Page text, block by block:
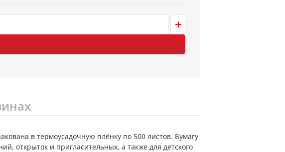
в термоусадочную плёнку по 500 листов. Бумагу
открыток и пригласительных, а также для детского